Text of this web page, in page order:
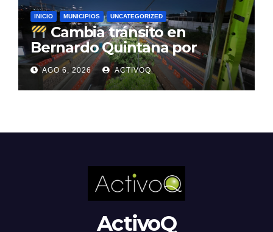
INICIO MUNICIPIOS UNCATEGORIZED
Cambia tránsito en
Bernardo Quintana por
avance de tren
AGO 6, 2026 ACTIVOQ
ActivoQ